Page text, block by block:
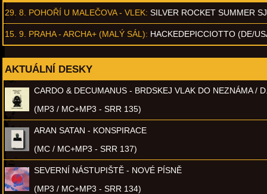
29. 8. POHOŘÍ U MALEČOVA - VLEK: SILVER ROCKET SUMMER
15. 9. PRAHA - ARCHA+ (MALÝ SÁL): HACKEDEPICCIOTTO (DE/
AKTUÁLNÍ DESKY
CARDO & DECUMANUS - BRDSKEJ VLAK DO NEZNÁMA /
(MP3 / MC+MP3 - SRR 135)
ARAN SATAN - KONSPIRACE
(MC / MC+MP3 - SRR 137)
SEVERNÍ NÁSTUPIŠTĚ - NOVÉ PÍSNĚ
(MP3 / MC+MP3 - SRR 134)